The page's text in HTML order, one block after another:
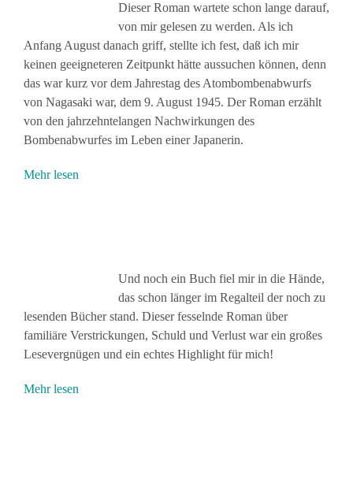
Dieser Roman wartete schon lange darauf,
von mir gelesen zu werden. Als ich
Anfang August danach griff, stellte ich fest, daß ich mir
keinen geeigneteren Zeitpunkt hätte aussuchen können, denn
das war kurz vor dem Jahrestag des Atombombenabwurfs
von Nagasaki war, dem 9. August 1945. Der Roman erzählt
von den jahrzehntelangen Nachwirkungen des
Bombenabwurfes im Leben einer Japanerin.
Mehr lesen
Und noch ein Buch fiel mir in die Hände,
das schon länger im Regalteil der noch zu
lesenden Bücher stand. Dieser fesselnde Roman über
familiäre Verstrickungen, Schuld und Verlust war ein großes
Lesevergnügen und ein echtes Highlight für mich!
Mehr lesen